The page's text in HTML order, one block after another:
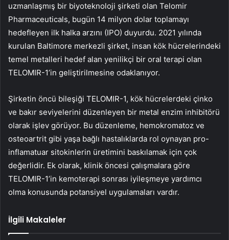
uzmanlaşmış bir biyoteknoloji şirketi olan Telomir
Pharmaceuticals, bugün 14 milyon dolar toplamayı
hedefleyen ilk halka arzını (IPO) duyurdu. 2021 yılında
kurulan Baltimore merkezli şirket, insan kök hücrelerindeki
temel metalleri hedef alan yenilikçi bir oral terapi olan
TELOMIR-1’in geliştirilmesine odaklanıyor.
Şirketin öncü bileşiği TELOMIR-1, kök hücrelerdeki çinko
ve bakır seviyelerini düzenleyen bir metal enzim inhibitörü
olarak işlev görüyor. Bu düzenleme, hemokromatoz ve
osteoartrit gibi yaşa bağlı hastalıklarda rol oynayan pro-
inflamatuar sitokinlerin üretimini baskılamak için çok
değerlidir. Ek olarak, klinik öncesi çalışmalara göre
TELOMIR-1’in kemoterapi sonrası iyileşmeye yardımcı
olma konusunda potansiyel uygulamaları vardır.
İlgili Makaleler